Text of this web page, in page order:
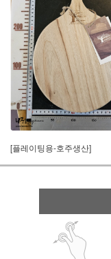
[플레이팅용-호주생산]